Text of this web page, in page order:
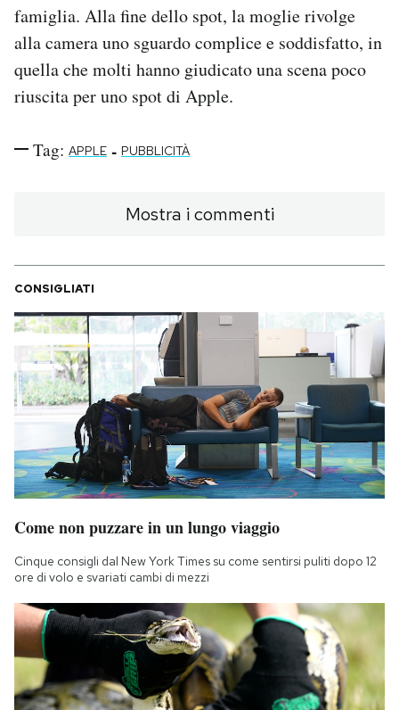
famiglia. Alla fine dello spot, la moglie rivolge
alla camera uno sguardo complice e soddisfatto, in
quella che molti hanno giudicato una scena poco
riuscita per uno spot di Apple.
Tag: APPLE - PUBBLICITÀ
Mostra i commenti
CONSIGLIATI
Come non puzzare in un lungo viaggio
Cinque consigli dal New York Times su come sentirsi puliti dopo 12
ore di volo e svariati cambi di mezzi